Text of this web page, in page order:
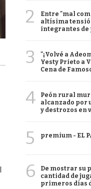
2
Entre "mal
altísima
integrantes
3
"¡Volvé a
Yesty Prieto a
Cena de
4
Peón rural
alcanzado por
y destrozos en
5 premium - EL
6
De mostrar su
cantidad de
primeros días